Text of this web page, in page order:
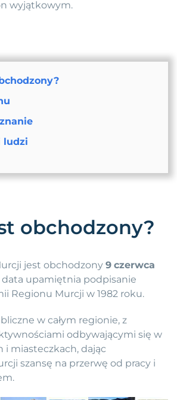
wyjątkowym.
ludzi
obchodzony?
jest obchodzony 9 czerwca
data upamiętnia podpisanie
Regionu Murcji w 1982 roku.
w całym regionie, z
odbywającymi się w
i miasteczkach, dając
szansę na przerwę od pracy i